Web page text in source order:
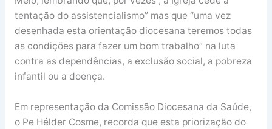
tentação do assistencialismo” mas que “uma vez
desenhada esta orientação diocesana teremos todas
as condições para fazer um bom trabalho” na luta
contra as dependências, a exclusão social, a pobreza
infantil ou a doença.
Em representação da Comissão Diocesana da Saúde,
o Pe Hélder Cosme, recorda que esta priorização do